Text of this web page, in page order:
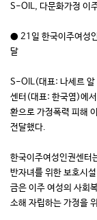
S-OIL, 다문화가정 이
● 21일 한국이주여성
달
S-OIL(대표: 나세르 알
센터(대표: 한국염)에
환으로 가정폭력 피해
전달했다.
한국이주여성인권센터
반자녀를 위한 보호시
금은 이주 여성의 사회
소해 자립하는 가정을